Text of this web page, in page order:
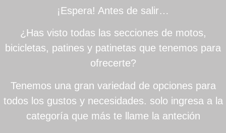
¡Espera! Antes de salir…
¿Has visto todas las secciones de motos,
bicicletas, patines y patinetas que tenemos para
ofrecerte?
Tenemos una gran variedad de opciones para
todos los gustos y necesidades. solo ingresa a la
categoría que más te llame la anteción